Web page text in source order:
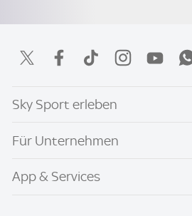
Sky Sport erleben
Für Unternehmen
App & Services